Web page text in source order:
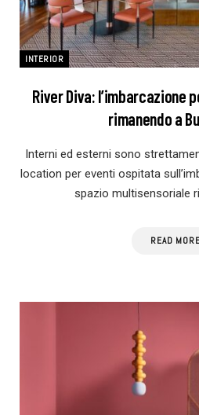
INTERIOR
River Diva: l’imbarcazione
rimanendo a
Interni ed esterni sono
location per eventi ospitata
spazio multisensoriale
READ